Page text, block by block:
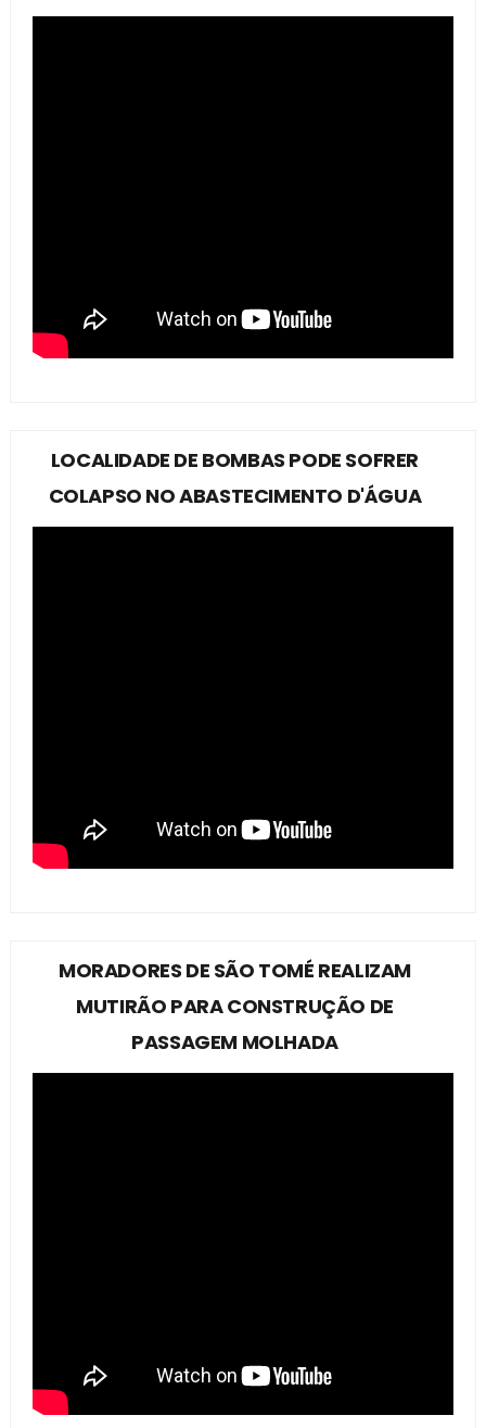
LOCALIDADE DE BOMBAS PODE SOFRER
COLAPSO NO ABASTECIMENTO D'ÁGUA
MORADORES DE SÃO TOMÉ REALIZAM
MUTIRÃO PARA CONSTRUÇÃO DE
PASSAGEM MOLHADA